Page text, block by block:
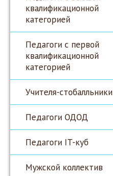
квалификационной
категорией
Педагоги с первой
квалификационной
категорией
Учителя-стобалльники
Педагоги ОДОД
Педагоги IT-куб
Мужской коллектив